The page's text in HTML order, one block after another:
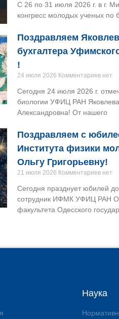
С 26 по 31 июля 2026 г. в г.
конгресс молодых ученых по
Поздравляем
бухгалтера
!
24 июля 2026 Комментариев нет
Сегодня 24 июля 2026 г.
биологии УФИЦ РАН
Александровна! От нашего
Поздравляем с
Института физики
Ольгу Григорьевну!
21 июля 2026 Комментариев нет
Сегодня празднует юбилей
сотрудник ИФМК УФИЦ РАН
факультета Одесского
Наука